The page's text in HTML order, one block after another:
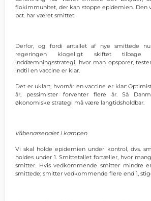
flokimmunitet, der kan stoppe epidemien. Den
pct. har været smittet.
Derfor, og fordi antallet af nye smittede
regeringen klogeligt skiftet
inddæmningsstrategi, hvor man opsporer,
indtil en vaccine er klar.
Det er uklart, hvornår en vaccine er klar:
år, pessimister forventer flere år. Så
økonomiske strategi må være langtidsholdbar.
Våbenarsenalet i kampen
Vi skal holde epidemien under kontrol, dvs.
holdes under 1. Smittetallet fortæller, hvor
smitter. Hvis vedkommende smitter mindre
smittede; smitter vedkommende flere end 1,